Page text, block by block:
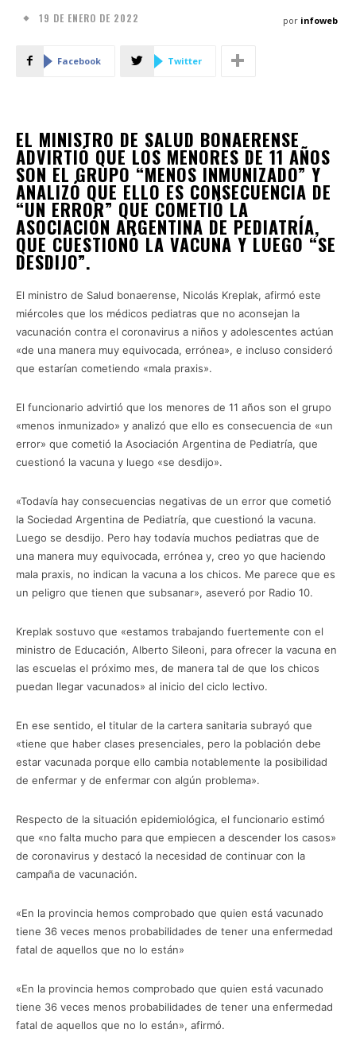
19 DE ENERO DE 2022 por infoweb
Facebook Twitter
EL MINISTRO DE SALUD BONAERENSE
ADVIRTIÓ QUE LOS MENORES DE 11 AÑOS
SON EL GRUPO “MENOS INMUNIZADO” Y
ANALIZÓ QUE ELLO ES CONSECUENCIA DE
“UN ERROR” QUE COMETIÓ LA
ASOCIACIÓN ARGENTINA DE PEDIATRÍA,
QUE CUESTIONÓ LA VACUNA Y LUEGO “SE
DESDIJO”.
El ministro de Salud bonaerense, Nicolás Kreplak, afirmó este
miércoles que los médicos pediatras que no aconsejan la
vacunación contra el coronavirus a niños y adolescentes actúan
«de una manera muy equivocada, errónea», e incluso consideró
que estarían cometiendo «mala praxis».
El funcionario advirtió que los menores de 11 años son el grupo
«menos inmunizado» y analizó que ello es consecuencia de «un
error» que cometió la Asociación Argentina de Pediatría, que
cuestionó la vacuna y luego «se desdijo».
«Todavía hay consecuencias negativas de un error que cometió
la Sociedad Argentina de Pediatría, que cuestionó la vacuna.
Luego se desdijo. Pero hay todavía muchos pediatras que de
una manera muy equivocada, errónea y, creo yo que haciendo
mala praxis, no indican la vacuna a los chicos. Me parece que es
un peligro que tienen que subsanar», aseveró por Radio 10.
Kreplak sostuvo que «estamos trabajando fuertemente con el
ministro de Educación, Alberto Sileoni, para ofrecer la vacuna en
las escuelas el próximo mes, de manera tal de que los chicos
puedan llegar vacunados» al inicio del ciclo lectivo.
En ese sentido, el titular de la cartera sanitaria subrayó que
«tiene que haber clases presenciales, pero la población debe
estar vacunada porque ello cambia notablemente la posibilidad
de enfermar y de enfermar con algún problema».
Respecto de la situación epidemiológica, el funcionario estimó
que «no falta mucho para que empiecen a descender los casos»
de coronavirus y destacó la necesidad de continuar con la
campaña de vacunación.
«En la provincia hemos comprobado que quien está vacunado
tiene 36 veces menos probabilidades de tener una enfermedad
fatal de aquellos que no lo están»
«En la provincia hemos comprobado que quien está vacunado
tiene 36 veces menos probabilidades de tener una enfermedad
fatal de aquellos que no lo están», afirmó.